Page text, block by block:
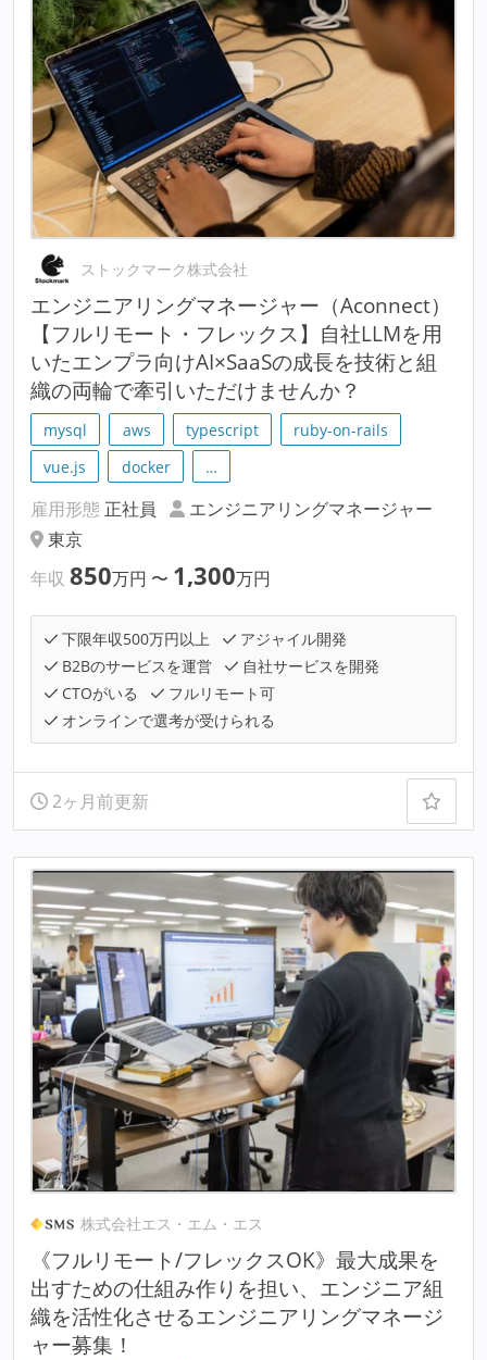
ストックマーク株式会社
エンジニアリングマネージャー（Aconnect）
【フルリモート・フレックス】自社LLMを用
いたエンプラ向けAI×SaaSの成長を技術と組
織の両輪で牽引いただけませんか？
mysql aws typescript
ruby-on-rails
vue.js
docker …
雇用形態 正社員
エンジニアリングマネージャー
東京
年収 850万円 〜 1,300万円
下限年収500万円以上
アジャイル開発
B2Bのサービスを運営
自社サービスを開発
CTOがいる
フルリモート可
オンラインで選考が受けられる
2ヶ月前更新
株式会社エス・エム・エス
《フルリモート/フレックスOK》最大成果を
出すための仕組み作りを担い、エンジニア組
織を活性化させるエンジニアリングマネージ
ャー募集！